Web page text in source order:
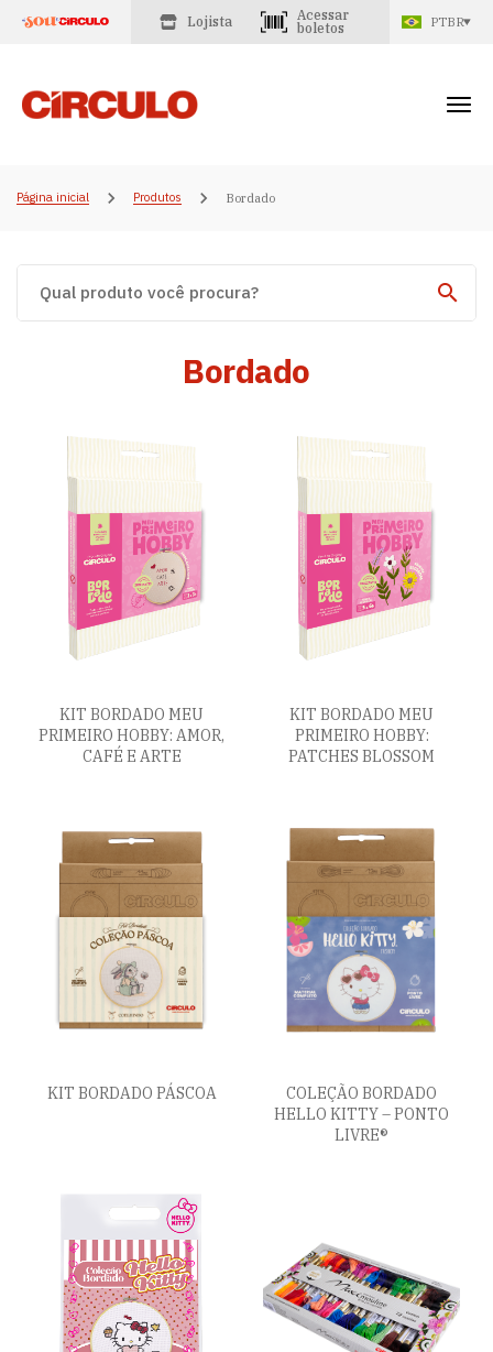
Lojista
Acessar
boletos
PTBR
Página inicial Produtos Bordado
Bordado
KIT BORDADO MEU
PRIMEIRO HOBBY: AMOR,
CAFÉ E ARTE
KIT BORDADO MEU
PRIMEIRO HOBBY:
PATCHES BLOSSOM
KIT BORDADO PÁSCOA
COLEÇÃO BORDADO
HELLO KITTY – PONTO
LIVRE®